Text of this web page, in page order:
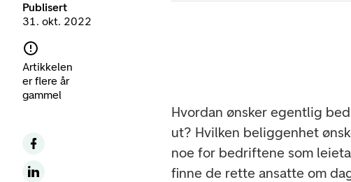
Publisert
31. okt. 2022
Artikkelen
er flere år
gammel
Hvordan ønsker egentlig
ut? Hvilken beliggenhet
noe for bedriftene som
finne de rette ansatte om